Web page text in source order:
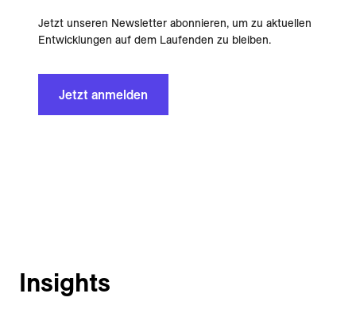
Jetzt unseren Newsletter abonnieren, um zu aktuellen
Entwicklungen auf dem Laufenden zu bleiben.
Jetzt anmelden
Insights